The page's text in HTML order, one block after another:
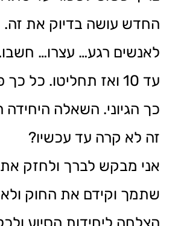
החדש עושה בדיוק את זה.
לאנשים רגע… עצרו…
עד 10 ואז תחליטו. כל
כך הגיוני. השאלה
זה לא קרה עד עכשיו?
אני מבקש לברך ולחזק
שתמך וקידם את החוק
הצלחה ליחידות הסיוע